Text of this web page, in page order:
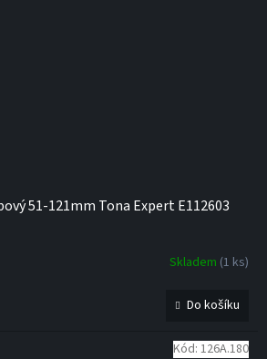
51-121mm Tona Expert E112603
Skladem (1 ks)
Do košíku
Kód: 126A.180